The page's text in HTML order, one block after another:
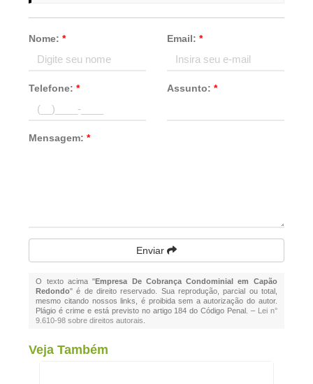
Nome:* Email: *
Telefone:* Assunto: *
Mensagem:*
Enviar
O texto acima "Empresa De Cobrança Condominial em Capão
Redondo" é de direito reservado. Sua reprodução, parcial ou total,
mesmo citando nossos links, é proibida sem a autorização do autor.
Plágio é crime e está previsto no artigo 184 do Código Penal. – Lei n°
9.610-98 sobre direitos autorais
Veja Também